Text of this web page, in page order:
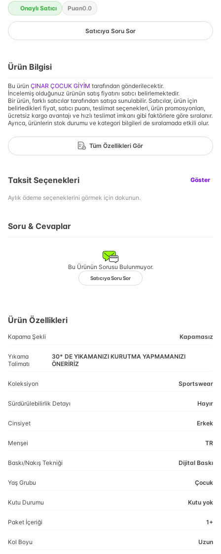
Onaylı Satıcı Puan0.0
Satıcıya Soru Sor
Ürün Bilgisi
Bu ürün ÇINAR ÇOCUK GİYİM tarafından gönderilecektir.
İncelemiş olduğunuz ürünün satış fiyatını satıcı belirlemektedir.
Bir ürün, farklı satıcılar tarafından satışa sunulabilir. Satıcılar, ürün için
belirledikleri fiyat, satıcı puanı, teslimat seçenekleri, ürün promosyonları,
ücretsiz kargo avantajı ve hızlı teslimat imkanı gibi faktörlere göre sıralanır.
Ayrıca, ürünlerin stok durumu ve kategori bilgileri de sıralamada etkili olur.
Tüm Özellikleri Gör
Taksit Seçenekleri Göster
Aylık ödeme seçeneklerini görmek için dokunun.
Soru & Cevaplar
Bu Ürünün Sorusu Bulunmuyor.
Satıcıya Soru Sor
Ürün Özellikleri
Kapama Şekli Kapamasız
Yıkama
Talimatı
30* DE YIKAMANIZI KURUTMA YAPMAMANIZI
ÖNERİRİZ
Koleksiyon Sportswear
Sürdürülebilirlik Detayı Hayır
Cinsiyet Erkek
Menşei TR
Baskı/Nakış Tekniği Dijital Baskı
Yaş Grubu Çocuk
Kutu Durumu Kutu yok
Paket İçeriği 1+
Kol Boyu Uzun